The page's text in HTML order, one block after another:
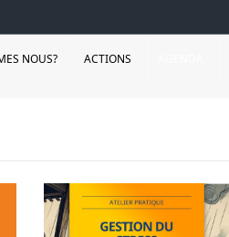
NOUS? ACTIONS